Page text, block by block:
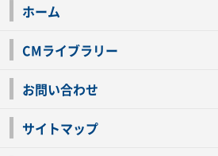
ホーム
CMライブラリー
お問い合わせ
サイトマップ